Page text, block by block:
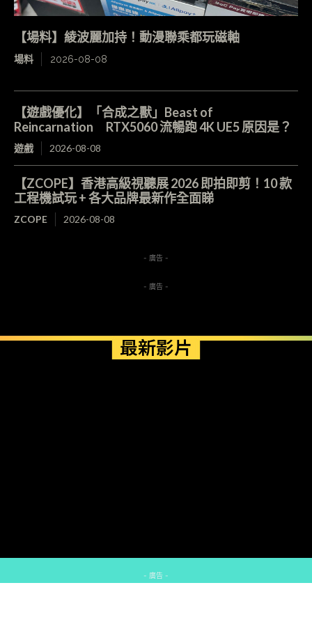
【場料】綾波麗加持！動漫聯乘都玩磁軸
場料 2026-08-08
【遊戲優化】「合成之獸」Beast of
Reincarnation RTX5060 流暢跑 4K UE5 原因是？
遊戲 2026-08-08
【ZCOPE】香港高級視聽展 2026 即拍即剪！10 款
工程機試玩 + 各大品牌最新作全面睇
ZCOPE 2026-08-08
- 廣告 -
- 廣告 -
最新影片
- 廣告 -